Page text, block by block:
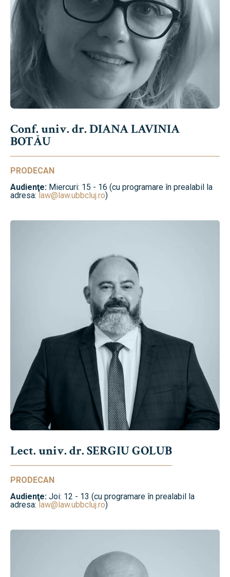
Conf. univ. dr. DIANA LAVINIA
BOTĂU
PRODECAN
Audienţe: Miercuri: 15 - 16 (cu programare în prealabil la
adresa: law@law.ubbcluj.ro)
Lect. univ. dr. SERGIU GOLUB
PRODECAN
Audienţe: Joi: 12 - 13 (cu programare în prealabil la
adresa:law@law.ubbcluj.ro)